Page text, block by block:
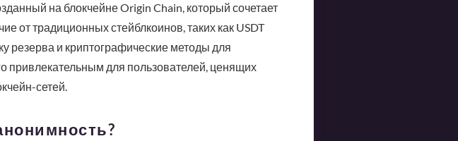
на блокчейне Origin Chain, который сочетает
от традиционных стейблкоинов, таких как USDT
резерва и криптографические методы для
привлекательным для пользователей, ценящих
сетей.